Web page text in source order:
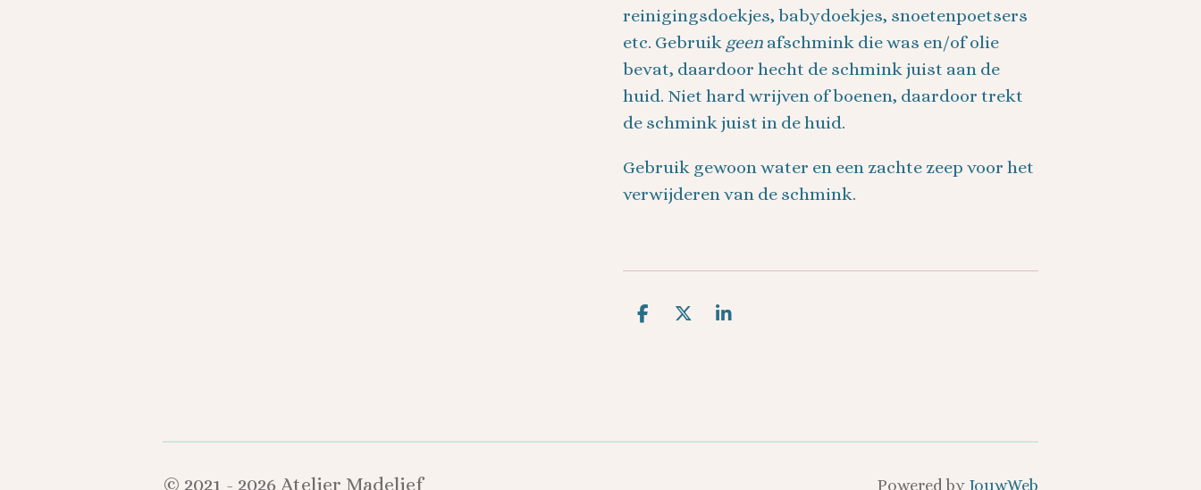
reinigingsdoekjes, babydoekjes, snoetenpoetsers
etc. Gebruik geen afschmink die was en/of olie
bevat, daardoor hecht de schmink juist aan de
huid. Niet hard wrijven of boenen, daardoor trekt
de schmink juist in de huid.
Gebruik gewoon water en een zachte zeep voor het
verwijderen van de schmink.
D
D
S
© 2021 - 2026 Atelier Madelief Powered by JouwWeb